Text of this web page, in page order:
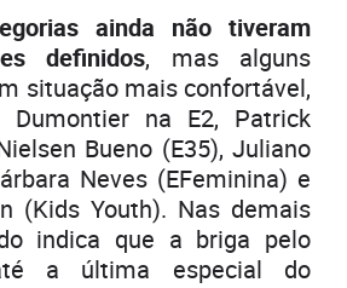
ainda não tiveram
definidos, mas alguns
situação mais confortável,
Dumontier na E2, Patrick
Bueno (E35), Juliano
Neves (EFeminina) e
(Kids Youth). Nas demais
indica que a briga pelo
a última especial do